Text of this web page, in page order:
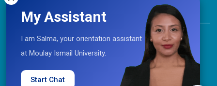
TOP
Coopération © 2021 Université Moulay Ismail
My Assistant
I am Salma, your orientation assistant
at Moulay Ismail University.
Start Chat